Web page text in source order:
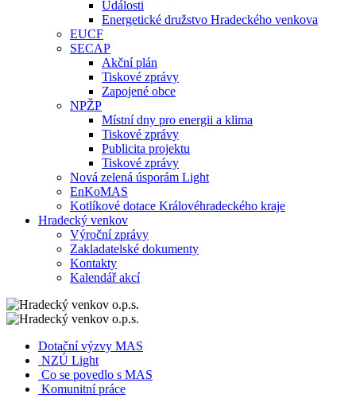
Události
Energetické družstvo Hradeckého venkova
EUCF
SECAP
Akční plán
Tiskové zprávy
Zapojené obce
NPŽP
Místní dny pro energii a klima
Tiskové zprávy
Publicita projektu
Tiskové zprávy
Nová zelená úsporám Light
EnKoMAS
Kotlíkové dotace Královéhradeckého kraje
Hradecký venkov
Výroční zprávy
Zakladatelské dokumenty
Kontakty
Kalendář akcí
Dotační výzvy MAS
NZÚ Light
Co se povedlo s MAS
Komunitní práce